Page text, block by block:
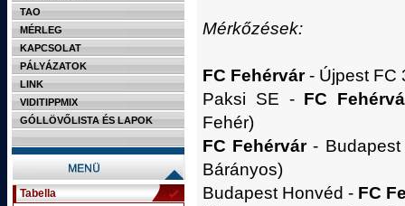
TAO
MÉRLEG
KAPCSOLAT
PÁLYÁZATOK
LINK
VIDITIPPMIX
GÓLLÖVŐLISTA ÉS LAPOK
Tabella
Mérkőzések:
FC Fehérvár- Újpest FC
Paksi SE - FC
Fehér)
FC Fehérvár- Budapest
Bárányos)
Budapest Honvéd - FC